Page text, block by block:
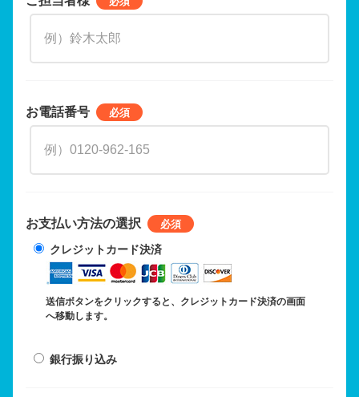
お電話番号
お支払い方法の選択
クレジットカード決済
送信ボタンをクリックすると、クレジットカード決済の画面
へ移動します。
銀行振り込み